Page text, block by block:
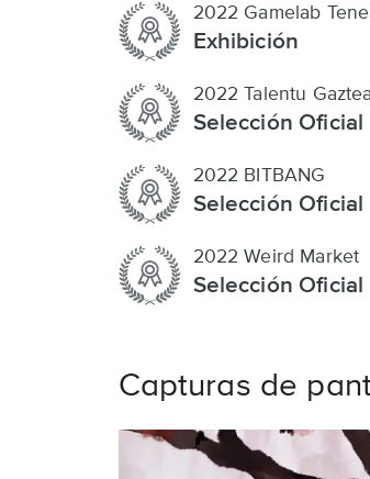
2022 Gamelab
Exhibición
2022 Talentu
Selección Oficial
2022 BITBANG
Selección Oficial
2022 Weird Market
Selección Oficial
Capturas de